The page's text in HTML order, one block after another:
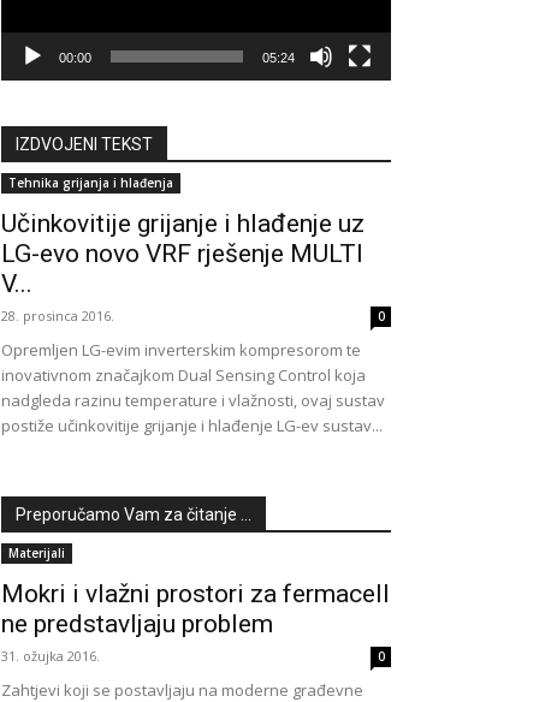
00:00 05:24
IZDVOJENI TEKST
Tehnika grijanja i hlađenja
Učinkovitije grijanje i hlađenje uz
LG-evo novo VRF rješenje MULTI
V...
28. prosinca 2016. 0
Opremljen LG-evim inverterskim kompresorom te
inovativnom značajkom Dual Sensing Control koja
nadgleda razinu temperature i vlažnosti, ovaj sustav
postiže učinkovitije grijanje i hlađenje LG-ev sustav...
Preporučamo Vam za čitanje ...
Materijali
Mokri i vlažni prostori za fermacell
ne predstavljaju problem
31. ožujka 2016. 0
Zahtjevi koji se postavljaju na moderne građevne